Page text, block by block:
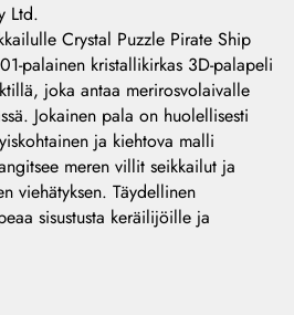
Ltd.
Crystal Puzzle Pirate Ship
palainen kristallikirkas 3D-palapeli
joka antaa merirosvolaivalle
Jokainen pala on huolellisesti
ja kiehtova malli
meren villit seikkailut ja
viehätyksen. Täydellinen
sisustusta keräilijöille ja